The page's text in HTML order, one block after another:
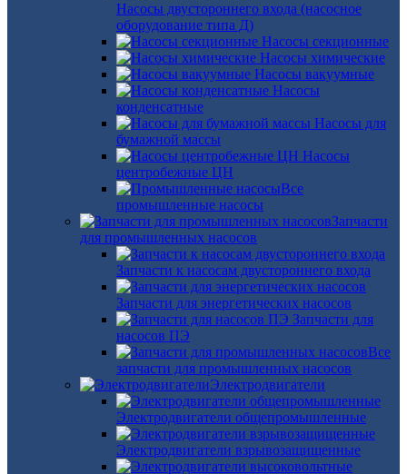
Насосы двустороннего входа (насосное
оборудование типа Д)
Насосы секционные
Насосы химические
Насосы вакуумные
Насосы
конденсатные
Насосы для
бумажной массы
Насосы
центробежные ЦН
Все
промышленные насосы
Запчасти
для промышленных насосов
Запчасти к насосам двустороннего входа
Запчасти для энергетических насосов
Запчасти для
насосов ПЭ
Все
запчасти для промышленных насосов
Электродвигатели
Электродвигатели общепромышленные
Электродвигатели взрывозащищенные